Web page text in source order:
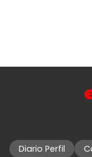
Diario Perfil